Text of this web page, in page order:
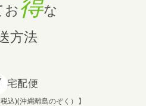
お 得な
方法
宅配便
込)(沖縄離島のぞく）】